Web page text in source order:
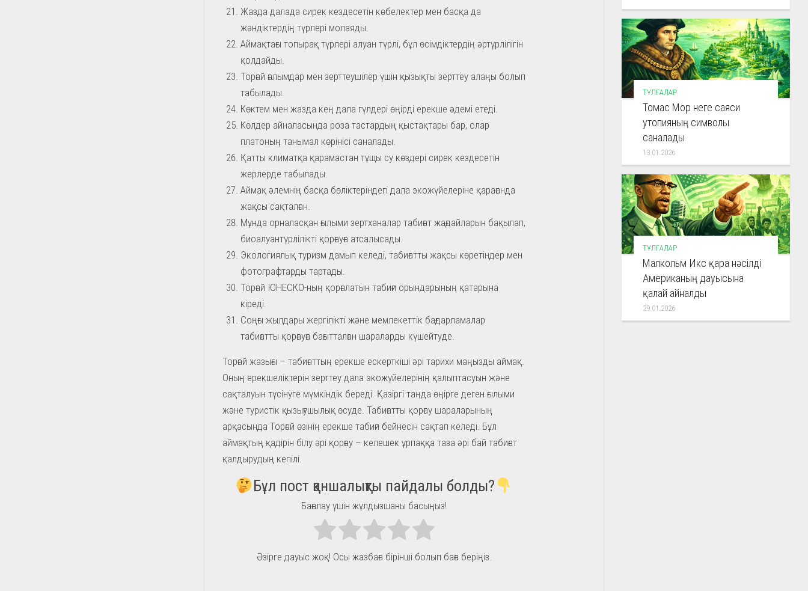
Жазда далада сирек кездесетін көбелектер мен басқа да
жәндіктердің түрлері молаяды.
Аймақтағы топырақ түрлері алуан түрлі, бұл өсімдіктердің әртүрлілігін
қолдайды.
Торғай ғалымдар мен зерттеушілер үшін қызықты зерттеу алаңы болып
табылады.
Көктем мен жазда кең дала гүлдері өңірді ерекше әдемі етеді.
Көлдер айналасында роза тастардың қыстақтары бар, олар
платоның танымал көрінісі саналады.
Қатты климатқа қарамастан тұщы су көздері сирек кездесетін
жерлерде табылады.
Аймақ әлемнің басқа бөліктеріндегі дала экожүйелеріне қарағанда
жақсы сақталған.
Мұнда орналасқан ғылыми зертханалар табиғат жағдайларын бақылап,
биоалуантүрлілікті қорғауға атсалысады.
Экологиялық туризм дамып келеді, табиғатты жақсы көретіндер мен
фотографтарды тартады.
Торғай ЮНЕСКО-ның қорғалатын табиғи орындарының қатарына
кіреді.
Соңғы жылдары жергілікті және мемлекеттік бағдарламалар
табиғатты қорғауға бағытталған шараларды күшейтуде.
Торғай жазығы – табиғаттың ерекше ескерткіші әрі тарихи маңызды аймақ.
Оның ерекшеліктерін зерттеу дала экожүйелерінің қалыптасуын және
сақталуын түсінуге мүмкіндік береді. Қазіргі таңда өңірге деген ғылыми
және туристік қызығушылық өсуде. Табиғатты қорғау шараларының
арқасында Торғай өзінің ерекше табиғи бейнесін сақтап келеді. Бұл
аймақтың қадірін білу әрі қорғау – келешек ұрпаққа таза әрі бай табиғат
қалдырудың кепілі.
Бұл пост қаншалықты пайдалы болды?
Бағалау үшін жұлдызшаны басыңыз!
Әзірге дауыс жоқ! Осы жазбаға бірінші болып баға беріңіз.
ТҰЛҒАЛАР
Томас Мор неге саяси
утопияның символы
саналады
13.01.2026
ТҰЛҒАЛАР
Малкольм Икс қара нәсілді
Американың дауысына
қалай айналды
29.01.2026